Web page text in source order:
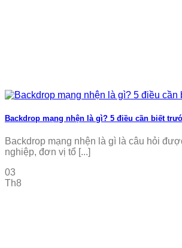
Backdrop mạng nhện là gì? 5 điều cần biết
Backdrop mạng nhện là gì là câu hỏi
nghiệp, đơn vị tổ [...]
03
Th8